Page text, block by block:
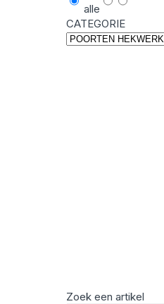
alle
CATEGORIE
Zoek een artikel